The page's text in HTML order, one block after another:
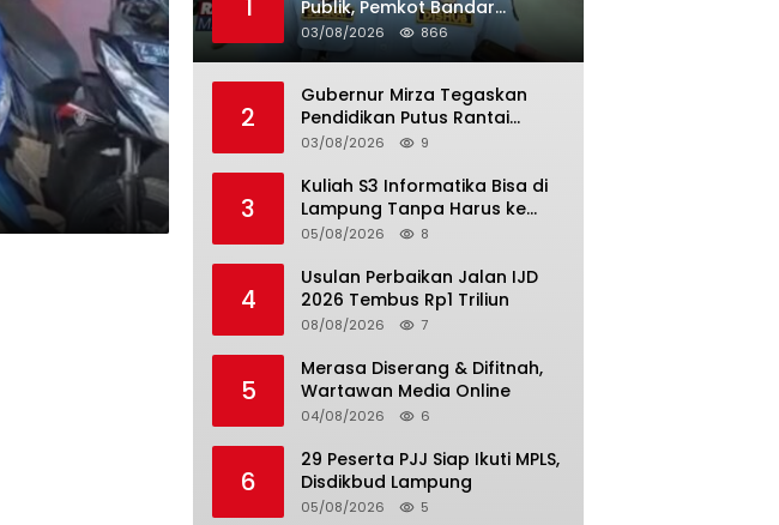
1
Publik, Pemkot Bandar
Lampung Uji Coba Bus Umum
03/08/2026 866
2
Gubernur Mirza Tegaskan
Pendidikan Putus Rantai
Kemiskinan
03/08/2026 9
3
Kuliah S3 Informatika Bisa di
Lampung Tanpa Harus ke
Luar Daerah
05/08/2026 8
4
Usulan Perbaikan Jalan IJD
2026 Tembus Rp1 Triliun
08/08/2026 7
5
Merasa Diserang & Difitnah,
Wartawan Media Online
04/08/2026 6
6
29 Peserta PJJ Siap Ikuti MPLS,
Disdikbud Lampung
05/08/2026 5